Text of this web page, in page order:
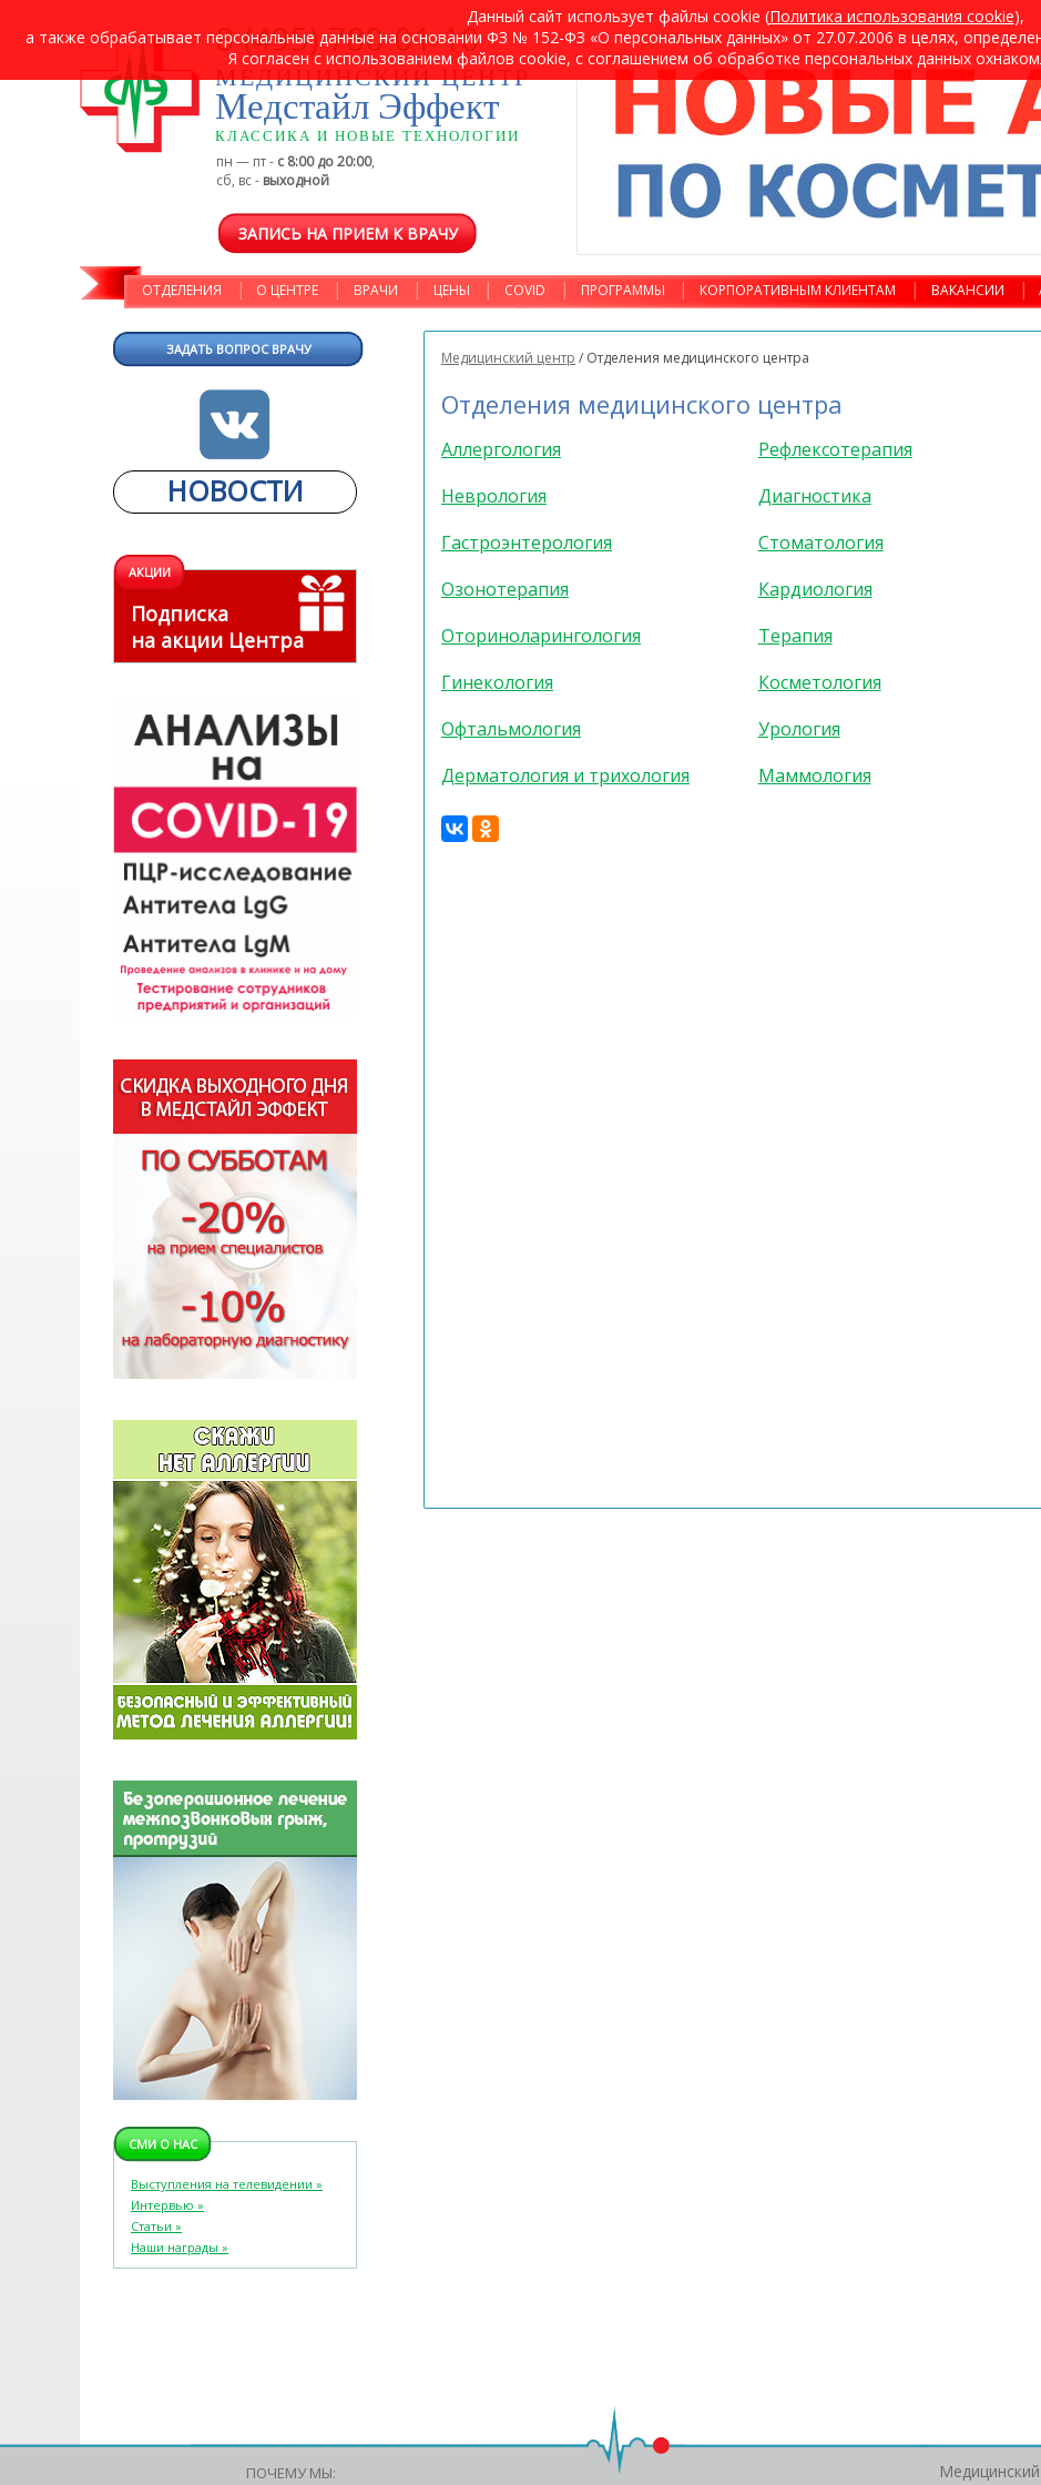
Данный сайт использует файлы cookie (Политика использования cookie),
а также обрабатывает персональные данные на основании ФЗ № 152-ФЗ «О персональных данных» от 27.07.2006 в целях,
Я согласен с использованием файлов cookie, с соглашением об обработке персональных данных
МЕДИЦИНСКИЙ ЦЕНТР
Медстайл Эффект
КЛАССИКА И НОВЫЕ ТЕХНОЛОГИИ
8 (495) 780-01-10
пн — пт - с 8:00 до 20:00,
сб, вс - выходной
ЗАПИСЬ НА ПРИЕМ К ВРАЧУ
ОТДЕЛЕНИЯ О ЦЕНТРЕ ВРАЧИ ЦЕНЫ COVID ПРОГРАММЫ КОРПОРАТИВНЫМ КЛИЕНТАМ ВАКАНСИИ
Медицинский центр / Отделения медицинского центра
Отделения медицинского центра
Аллергология
Неврология
Гастроэнтерология
Озонотерапия
Оториноларингология
Гинекология
Офтальмология
Дерматология и трихология
Рефлексотерапия
Диагностика
Стоматология
Кардиология
Терапия
Косметология
Урология
Маммология
ЗАДАТЬ ВОПРОС ВРАЧУ
НОВОСТИ
АКЦИИ
Подписка
на акции Центра
СМИ О НАС
Выступления на телевидении »
Интервью »
Статьи »
Наши награды »
ПОЧЕМУ МЫ: